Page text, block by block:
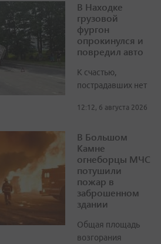
В Находке
грузовой
фургон
опрокинулся и
повредил авто
К счастью,
пострадавших нет
12:12, 6 августа 2026
В Большом
Камне
огнеборцы МЧС
потушили
пожар в
заброшенном
здании
Общая площадь
возгорания